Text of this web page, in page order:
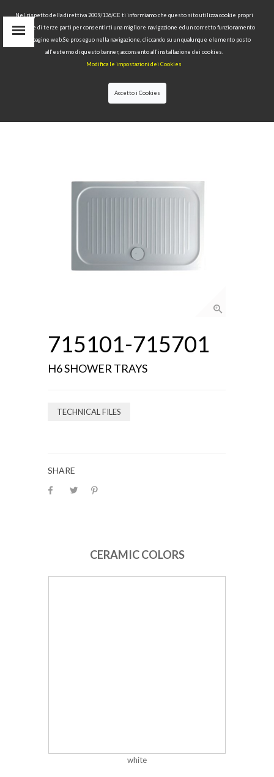
SHOWER TRAYS> RECTANGULAR SHOWER
>H6 SHOWER TRAYS
715101-715701
H6 SHOWER TRAYS
TECHNICAL FILES
SHARE
CERAMIC COLORS
white
Nel rispetto della direttiva 2009/136/CE ti informiamo che questo sito utilizza cookie propri
tecnici e di terze parti per consentirti una migliore navigazione ed un corretto funzionamento
delle pagine web.Se proseguo nella navigazione, cliccando su un qualunque elemento posto
all’esterno di questo banner, acconsento all’installazione dei cookies.
Modifica le impostazioni dei Cookies
Accetto i Cookies